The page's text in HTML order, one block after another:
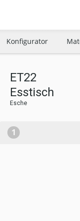
Neuer
Konfigurator
ET22
Esstisch
Esche
1